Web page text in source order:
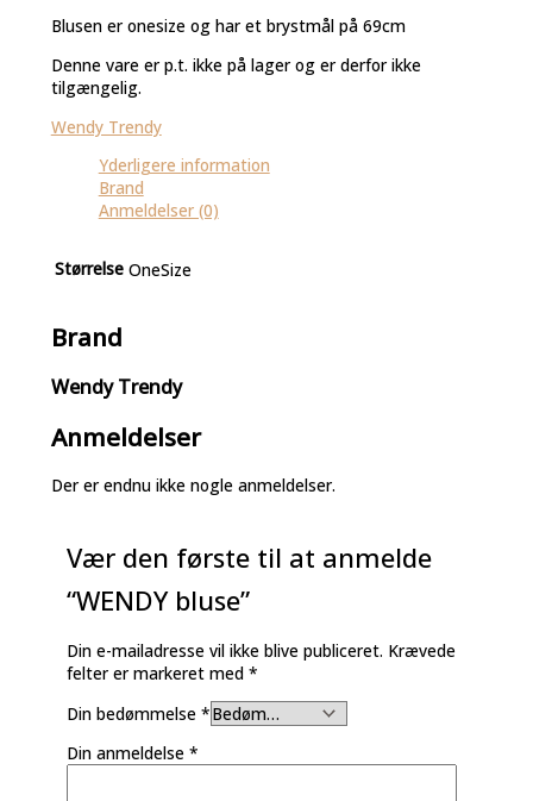
Blusen er onesize og har et brystmål på 69cm
Denne vare er p.t. ikke på lager og er derfor ikke
tilgængelig.
Wendy Trendy
Yderligere information
Brand
Anmeldelser (0)
Størrelse OneSize
Brand
Wendy Trendy
Anmeldelser
Der er endnu ikke nogle anmeldelser.
Vær den første til at anmelde
“WENDY bluse”
Din e-mailadresse vil ikke blive publiceret. Krævede
felter er markeret med*
Din bedømmelse*
Din anmeldelse*